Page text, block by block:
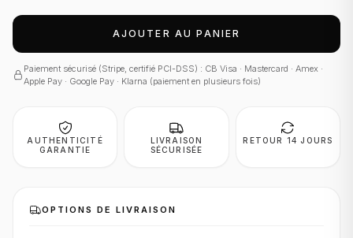
AJOUTER AU PANIER
Paiement sécurisé (Stripe, certifié PCI-DSS) : CB Visa · Mastercard · Amex ·
Apple Pay · Google Pay · Klarna (paiement en plusieurs fois)
AUTHENTICITÉ
GARANTIE
LIVRAISON
SÉCURISÉE
RETOUR 14 JOURS
OPTIONS DE LIVRAISON